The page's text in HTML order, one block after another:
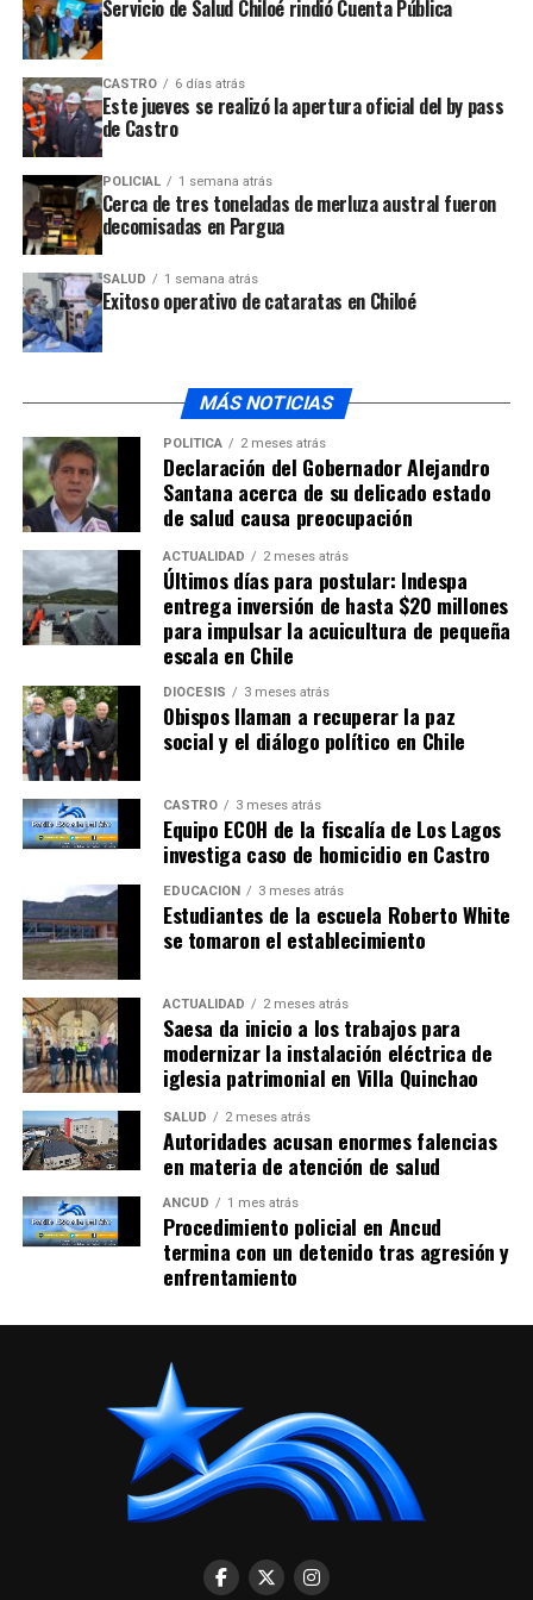
audio
Llamaron también desde el Colegio de Profesores a que
se realicen las evaluaciones de los directores de la
manera que señala la normativa, incluyendo a los
directores, expresaron.
ARTÍCULOS RELACIONADOS:
UP NEXT
Comité de Ministros aprobó unificación de comunas
para potenciar turismo
NO TE PIERDAS
Millonario robo afectó a supermercado e importadora
en Ancud
Servicio de Salud Chiloé rindió Cuenta Pública
CASTRO 6 días atrás
Este jueves se realizó la apertura oficial del by pass
de Castro
POLICIAL 1 semana atrás
Cerca de tres toneladas de merluza austral fueron
decomisadas en Pargua
SALUD 1 semana atrás
Exitoso operativo de cataratas en Chiloé
MÁS NOTICIAS
POLÍTICA 2 meses atrás
Declaración del Gobernador Alejandro
Santana acerca de su delicado estado
de salud causa preocupación
ACTUALIDAD 2 meses atrás
Últimos días para postular: Indespa
entrega inversión de hasta $20 millones
para impulsar la acuicultura de pequeña
escala en Chile
DIÓCESIS 3 meses atrás
Obispos llaman a recuperar la paz
social y el diálogo político en Chile
CASTRO 3 meses atrás
Equipo ECOH de la fiscalía de Los Lagos
investiga caso de homicidio en Castro
EDUCACIÓN 3 meses atrás
Estudiantes de la escuela Roberto White
se tomaron el establecimiento
ACTUALIDAD 2 meses atrás
Saesa da inicio a los trabajos para
modernizar la instalación eléctrica de
iglesia patrimonial en Villa Quinchao
SALUD 2 meses atrás
Autoridades acusan enormes falencias
en materia de atención de salud
ANCUD 1 mes atrás
Procedimiento policial en Ancud
termina con un detenido tras agresión y
enfrentamiento